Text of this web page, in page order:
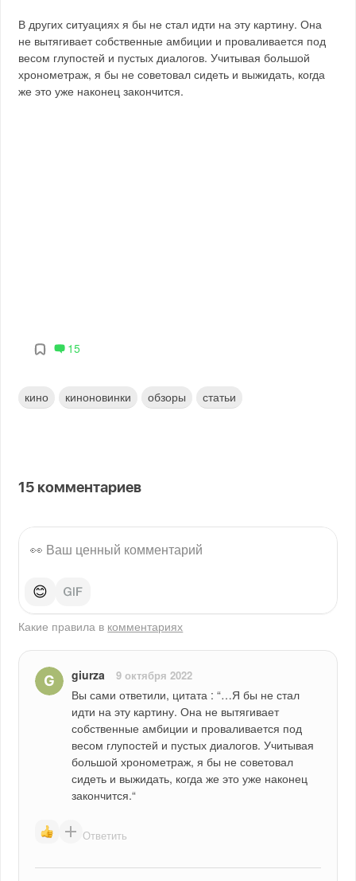
В других ситуациях я бы не стал идти на эту картину. Она
не вытягивает собственные амбиции и проваливается под
весом глупостей и пустых диалогов. Учитывая большой
хронометраж, я бы не советовал сидеть и выжидать, когда
же это уже наконец закончится.
15
кино киноновинки обзоры статьи
15 комментариев
😊
Какие правила в комментариях
giurza 9 октября 2022
Вы сами ответили, цитата : “…Я бы не стал
идти на эту картину. Она не вытягивает
собственные амбиции и проваливается под
весом глупостей и пустых диалогов. Учитывая
большой хронометраж, я бы не советовал
сидеть и выжидать, когда же это уже наконец
закончится.“
Ответить